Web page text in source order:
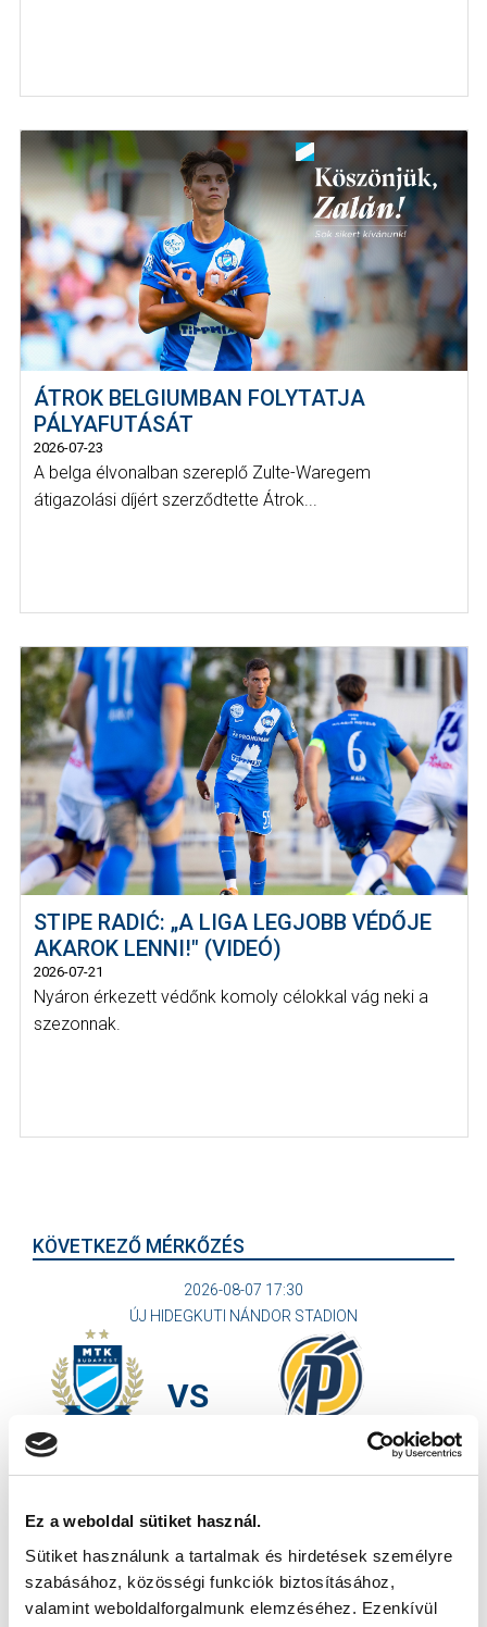
Ez a weboldal sütiket használ.
Sütiket használunk a tartalmak és hirdetések személyre
szabásához, közösségi funkciók biztosításához,
valamint weboldalforgalmunk elemzéséhez. Ezenkívül
ÁTROK BELGIUMBAN FOLYTATJA
PÁLYAFUTÁSÁT
2026-07-23
A belga élvonalban szereplő Zulte-Waregem
átigazolási díjért szerződtette Átrok...
STIPE RADIĆ: „A LIGA LEGJOBB VÉDŐJE
AKAROK LENNI!" (VIDEÓ)
2026-07-21
Nyáron érkezett védőnk komoly célokkal vág neki a
szezonnak.
KÖVETKEZŐ MÉRKŐZÉS
2026-08-07 17:30
ÚJ HIDEGKUTI NÁNDOR STADION
MTK BUDAPEST
VS
PUSKÁS AKADÉMIA FC